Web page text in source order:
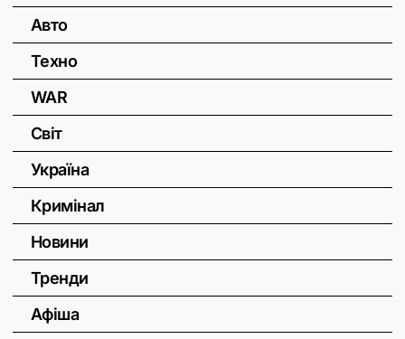
Авто
Техно
WAR
Світ
Україна
Кримінал
Новини
Тренди
Афіша